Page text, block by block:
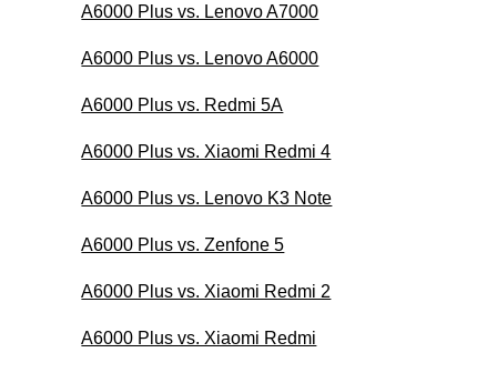
A6000 Plus vs. Lenovo A7000
A6000 Plus vs. Lenovo A6000
A6000 Plus vs. Redmi 5A
A6000 Plus vs. Xiaomi Redmi 4
A6000 Plus vs. Lenovo K3 Note
A6000 Plus vs. Zenfone 5
A6000 Plus vs. Xiaomi Redmi 2
A6000 Plus vs. Xiaomi Redmi